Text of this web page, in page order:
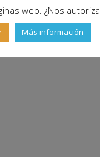
web. ¿Nos
Más información